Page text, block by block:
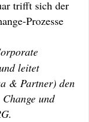
trifft sich der
Prozesse
leitet
& Partner) den
und